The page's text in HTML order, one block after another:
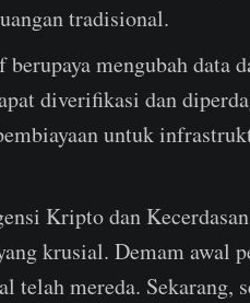
tradisional.
berupaya mengubah data
diverifikasi dan
untuk
Kripto dan
krusial. Demam awal
telah mereda.